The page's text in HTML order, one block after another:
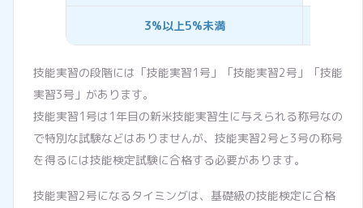
3%以上5%未満
技能実習の段階には「技能実習1号」「技能実習2号」「技能
実習3号」があります。
技能実習1号は1年目の新米技能実習生に与えられる称号なの
で特別な試験などはありませんが、技能実習2号と3号の称号
を得るには技能検定試験に合格する必要があります。
技能実習2号になるタイミングは、基礎級の技能検定に合格